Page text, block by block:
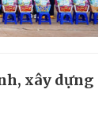
xây dựng